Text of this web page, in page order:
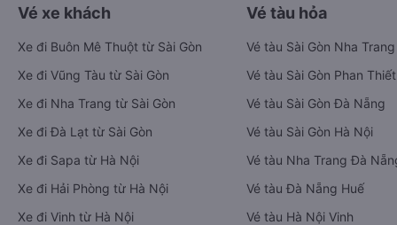
Vé xe khách
Xe đi Buôn Mê Thuột từ Sài Gòn
Xe đi Vũng Tàu từ Sài Gòn
Xe đi Nha Trang từ Sài Gòn
Xe đi Đà Lạt từ Sài Gòn
Xe đi Sapa từ Hà Nội
Xe đi Hải Phòng từ Hà Nội
Xe đi Vinh từ Hà Nội
Vé tàu hỏa
Vé tàu Sài Gòn Nha Trang
Vé tàu Sài Gòn Phan Thiết
Vé tàu Sài Gòn Đà Nẵng
Vé tàu Sài Gòn Hà Nội
Vé tàu Nha Trang Đà
Vé tàu Đà Nẵng Huế
Vé tàu Hà Nội Vinh